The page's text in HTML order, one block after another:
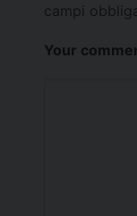
campi
Your